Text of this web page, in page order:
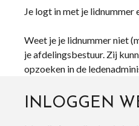
Je logt in met je lidnummer
Weet je je lidnummer niet
je afdelingsbestuur. Zij
opzoeken in de
INLOGGEN